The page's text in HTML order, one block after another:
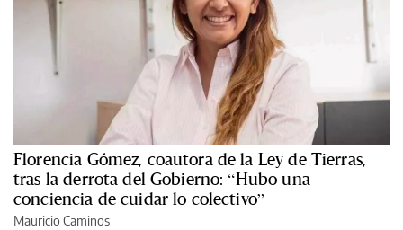
Florencia Gómez, coautora de la Ley de Tierras,
tras la derrota del Gobierno: “Hubo una
conciencia de cuidar lo colectivo”
Mauricio Caminos